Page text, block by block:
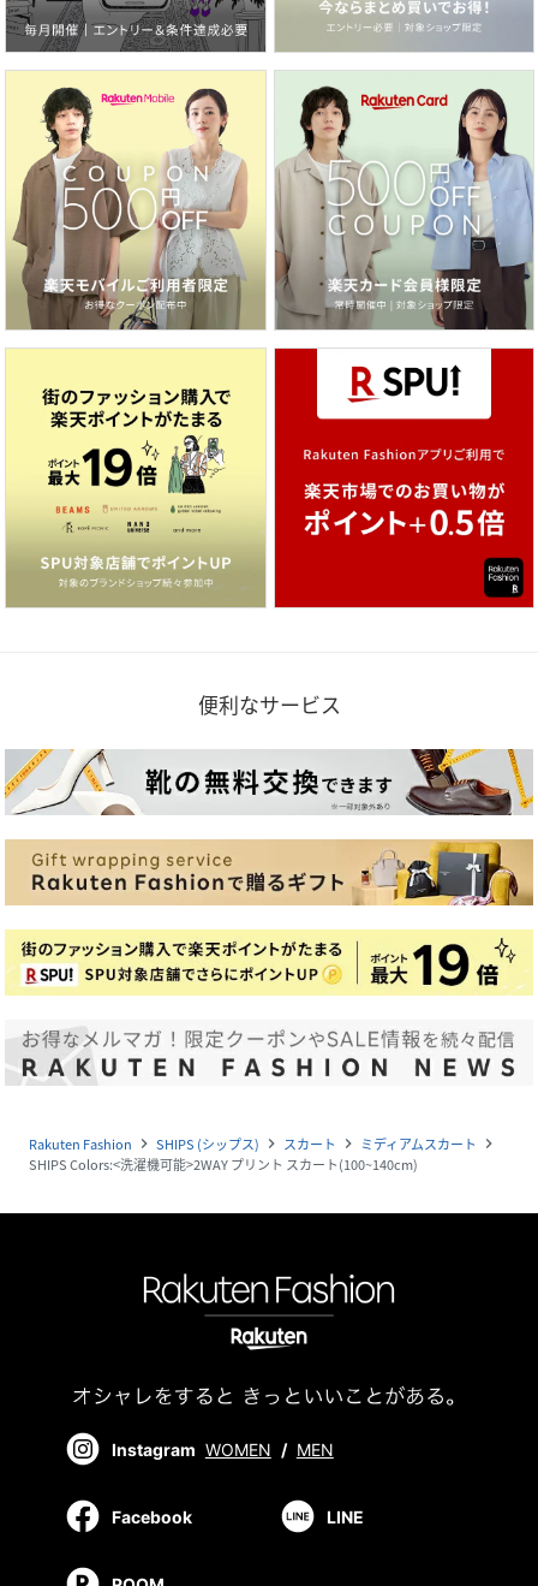
便利なサービス
Rakuten Fashion navigate_next SHIPS (シップス) navigate_next スカート navigate_next ミディアムスカート navigate_next
SHIPS Colors:<洗濯機可能>2WAY プリント スカート(100~140cm)
Instagram WOMEN / MEN
Facebook LINE